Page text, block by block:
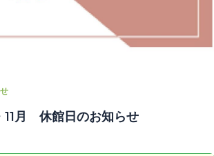
月 休館日のお知らせ